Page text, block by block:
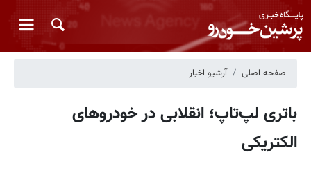
صفحه اصلی آرشیو اخبار
باتری لپ‌تاپ؛ انقلابی در خودروهای
الكتریكی